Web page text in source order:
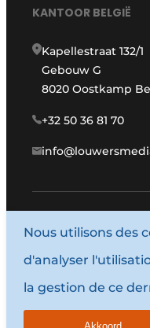
KANTOOR BELGIË
Kapellestraat 132/1
Gebouw G
8020 Oostkamp
+32 50 36 81 70
© 1987 -
Nous utilisons des
d'analyser
la gestion de ce